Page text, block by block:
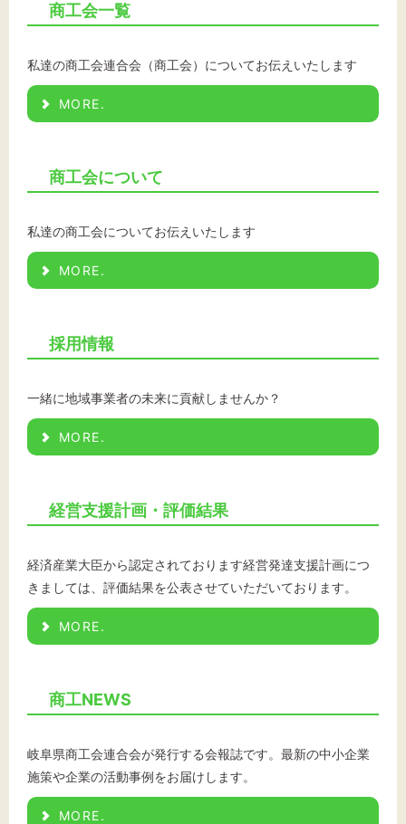
背景色
商工会一覧
私達の商工会連合会（商工会）についてお伝えいたします
MORE.
商工会について
私達の商工会についてお伝えいたします
MORE.
採用情報
一緒に地域事業者の未来に貢献しませんか？
MORE.
経営支援計画・評価結果
経済産業大臣から認定されております経営発達支援計画につ
きましては、評価結果を公表させていただいております。
MORE.
商工NEWS
岐阜県商工会連合会が発行する会報誌です。最新の中小企業
施策や企業の活動事例をお届けします。
MORE.